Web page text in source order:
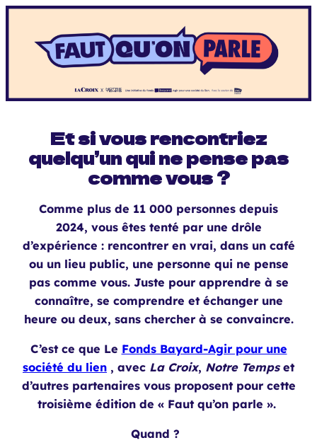
Et si vous rencontriez
quelqu’un qui ne pense pas
comme vous ?
Comme plus de 11 000 personnes depuis
2024, vous êtes tenté par une drôle
d’expérience : rencontrer en vrai, dans un café
ou un lieu public, une personne qui ne pense
pas comme vous. Juste pour apprendre à se
connaître, se comprendre et échanger une
heure ou deux, sans chercher à se convaincre.
C’est ce que Le Fonds Bayard-Agir pour une
société du lien , avec La Croix, Notre Tempset
d’autres partenaires vous proposent pour cette
troisième édition de « Faut qu’on parle ».
Quand ?